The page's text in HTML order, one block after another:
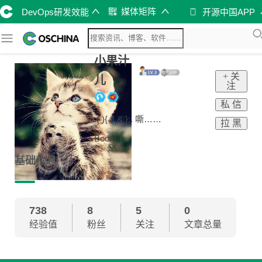
DevOps研发效能 媒体矩阵 开源中国APP
小果汁
儿
.( ){ .|.& };. 嘶……
Boom !
+ 关
注
私 信
拉 黑
基础信息
738
经验值
8
粉丝
5
关注
0
文章总量